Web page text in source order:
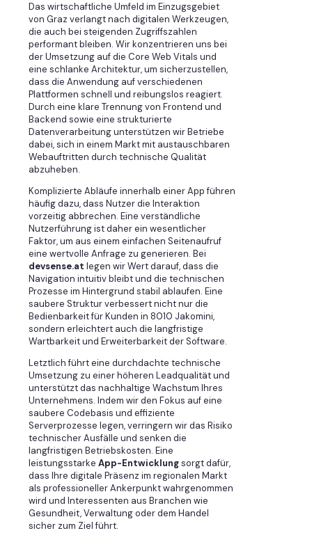
Das wirtschaftliche Umfeld im Einzugsgebiet
von Graz verlangt nach digitalen Werkzeugen,
die auch bei steigenden Zugriffszahlen
performant bleiben. Wir konzentrieren uns bei
der Umsetzung auf die Core Web Vitals und
eine schlanke Architektur, um sicherzustellen,
dass die Anwendung auf verschiedenen
Plattformen schnell und reibungslos reagiert.
Durch eine klare Trennung von Frontend und
Backend sowie eine strukturierte
Datenverarbeitung unterstützen wir Betriebe
dabei, sich in einem Markt mit austauschbaren
Webauftritten durch technische Qualität
abzuheben.
Komplizierte Abläufe innerhalb einer App führen
häufig dazu, dass Nutzer die Interaktion
vorzeitig abbrechen. Eine verständliche
Nutzerführung ist daher ein wesentlicher
Faktor, um aus einem einfachen Seitenaufruf
eine wertvolle Anfrage zu generieren. Bei
devsense.at legen wir Wert darauf, dass die
Navigation intuitiv bleibt und die technischen
Prozesse im Hintergrund stabil ablaufen. Eine
saubere Struktur verbessert nicht nur die
Bedienbarkeit für Kunden in 8010 Jakomini,
sondern erleichtert auch die langfristige
Wartbarkeit und Erweiterbarkeit der Software.
Letztlich führt eine durchdachte technische
Umsetzung zu einer höheren Leadqualität und
unterstützt das nachhaltige Wachstum Ihres
Unternehmens. Indem wir den Fokus auf eine
saubere Codebasis und effiziente
Serverprozesse legen, verringern wir das Risiko
technischer Ausfälle und senken die
langfristigen Betriebskosten. Eine
leistungsstarke App-Entwicklungsorgt dafür,
dass Ihre digitale Präsenz im regionalen Markt
als professioneller Ankerpunkt wahrgenommen
wird und Interessenten aus Branchen wie
Gesundheit, Verwaltung oder dem Handel
sicher zum Ziel führt.